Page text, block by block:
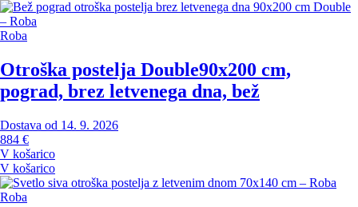
Roba
Otroška postelja Double90x200 cm,
pograd, brez letvenega dna, bež
Dostava od 14. 9. 2026
884 €
V košarico
V košarico
Roba